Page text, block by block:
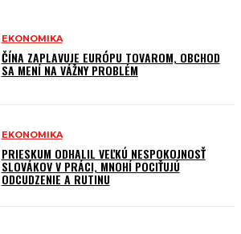
EKONOMIKA
ČÍNA ZAPLAVUJE EURÓPU TOVAROM, OBCHOD
SA MENÍ NA VÁŽNY PROBLÉM
EKONOMIKA
PRIESKUM ODHALIL VEĽKÚ NESPOKOJNOSŤ
SLOVÁKOV V PRÁCI, MNOHÍ POCIŤUJÚ
ODCUDZENIE A RUTINU